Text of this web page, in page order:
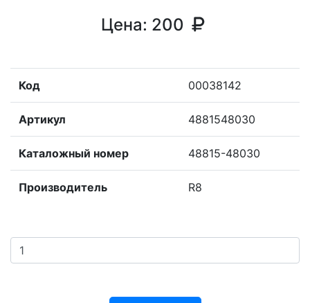
Цена: 200
Код 00038142
Артикул 4881548030
Каталожный номер 48815-48030
Производитель R8